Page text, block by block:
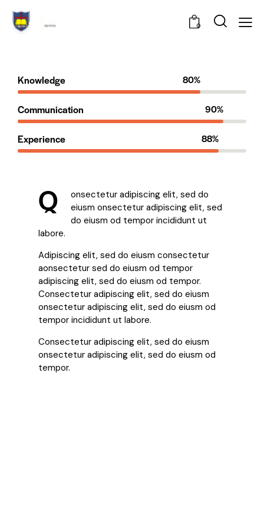
0
Knowledge 80%
Communication 90%
Experience 88%
Q
onsectetur adipiscing elit, sed do
eiusm onsectetur adipiscing elit, sed
do eiusm od tempor incididunt ut
labore.
Adipiscing elit, sed do eiusm consectetur
aonsectetur sed do eiusm od tempor
adipiscing elit, sed do eiusm od tempor.
Consectetur adipiscing elit, sed do eiusm
onsectetur adipiscing elit, sed do eiusm od
tempor incididunt ut labore.
Consectetur adipiscing elit, sed do eiusm
onsectetur adipiscing elit, sed do eiusm od
tempor.